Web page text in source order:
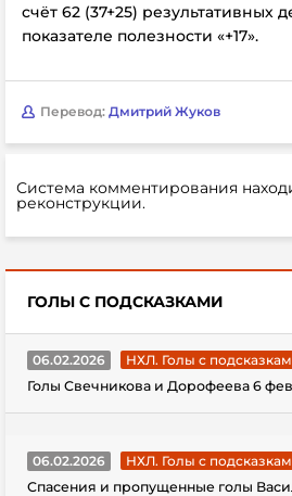
счёт 62 (37+25) результативных
показателе полезности «+17».
Перевод: Дмитрий Жуков
Система комментирования
реконструкции.
ГОЛЫ С ПОДСКАЗКАМИ
06.02.2026
НХЛ. Голы с
Голы Свечникова и Дорофеева 6
06.02.2026
НХЛ. Голы с
Спасения и пропущенные голы